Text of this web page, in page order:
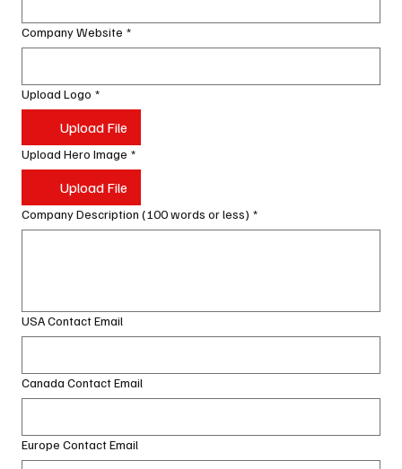
Company Website *
Upload Logo *
Upload File
Upload Hero Image *
Upload File
Company Description (100 words or less) *
USA Contact Email
Canada Contact Email
Europe Contact Email